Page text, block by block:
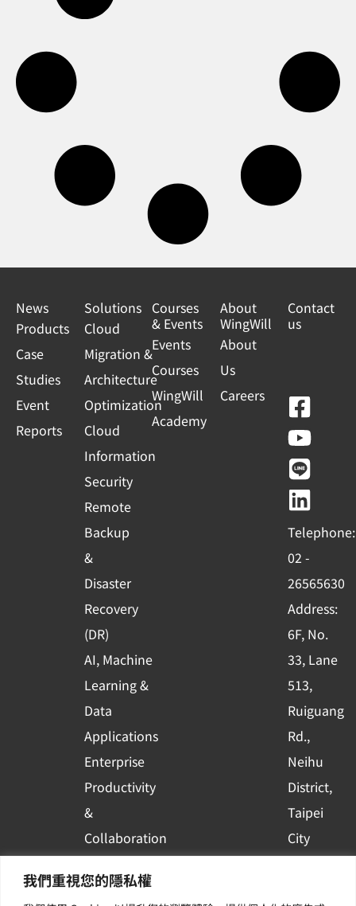
我們重視您的隱私權
News
Products
Case
Studies
Event
Reports
Solutions
Cloud
Migration &
Architecture
Optimization
Cloud
Information
Security
Remote
Backup
&
Disaster
Recovery
(DR)
AI, Machine
Learning &
Data
Applications
Enterprise
Productivity
&
Collaboration
Platform
Courses
& Events
Events
Courses
WingWill
Academy
About
WingWill
About
Us
Careers
Contact
us
F
a
c
e
b
o
o
k
-
s
q
u
a
r
e
Y
o
u
t
u
b
e
L
i
n
e
L
i
n
k
e
d
i
n
Telephone:
02 -
26565630
Address:
6F, No.
33, Lane
513,
Ruiguang
Rd.,
Neihu
District,
Taipei
City